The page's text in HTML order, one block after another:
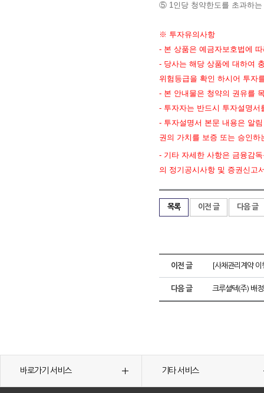
⑤ 1인당 청약한도를 초과하
※ 투자유의사항
- 본 상품은 예금자보호법에
- 당사는 해당 상품에 대하여
위험등급을 확인 하시어 투자
- 본 안내물은 청약의 권유를
- 투자자는 반드시 투자설명
- 투자설명서 본문 내용은 알
권의 가치를 보증 또는 승인
- 기타 자세한 사항은 금융감
의 정기공시사항 및 증권신고
목록 이전 글 다음 글
이전 글 [사채관리계약
다음 글 크루셜텍(주) 배
바로가기 서비스 기타 서비스